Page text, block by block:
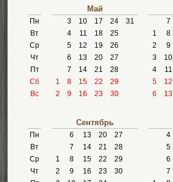
Пн
Вт
Ср
Чт
Пт
Сб
Вс
Май
3 10 17 24
31
4
11 18
25
5
12 19
26
6
13 20
27
7
14 21
28
1
8 15 22
29
2
9 16 23 30
7
1
8
2
9
3
10
4
11
5
12
6
13
Пн
Вт
Ср
Чт
Сентябрь
6 13 20
27
7
14 21
28
1
8 15 22
29
2
9 16 23
30
4
5
6
7